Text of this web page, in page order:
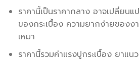
ราคานี้เป็นราคากลาง อาจเปลี่ยน
ของกระเบื้อง ความยากง่ายของง
เหมา
ราคานี้รวมค่าแรงปูกระเบื้อง ยาแน